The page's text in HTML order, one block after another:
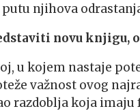
njihova
novu knjigu, o
u kojem nastaje
važnost ovog
razdoblja koja